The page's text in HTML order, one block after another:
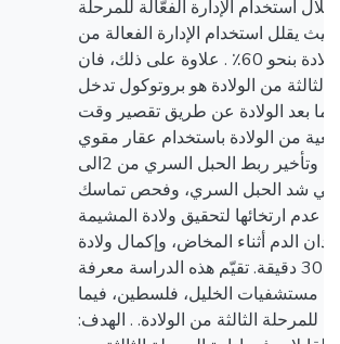
استخدام الإدارة الفعّالة للمرحلة
يقلل استخدام الإدارة الفعالة من
حدوث النزيف بعد الولادة بنحو 60٪ . علاوة على ذلك، فان
الثالثة من الولادة هو بروتوكول تدخل
ما بعد الولادة عن طريق تقصير وقت
من الولادة باستخدام عقار مقوي
للرحم (الأوكسيتوسين)، وتأخير ربط الحبل السري من 2الى
في شد الحبل السري، وفحص تماسك
عدم ارتخائها لتحقيق ولادة المشيمة
الدم أثناء المخاض، وإكمال ولادة
المشيمة في أقل من 30 دقيقة. تقيّم هذه الدراسة معرفة
في مستشفيات الخليل، فلسطين، فيما
للمرحلة الثالثة من الولادة. . الهدف: